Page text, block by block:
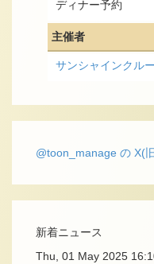
ディナー予約
主催者
サンシャインクル
@toon_manage の X(
新着ニュース
Thu, 01 May 2025